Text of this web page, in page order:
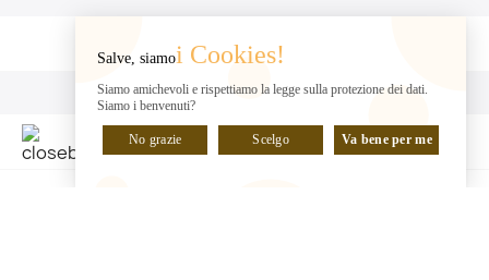
LA NOSTRA AZIENDA
IL TUO ACCOUNT
IL TUO ACCOUNT
Salve, siamoi Cookies!
Siamo amichevoli e rispettiamo la legge sulla protezione dei dati.
Siamo i benvenuti?
No grazie Scelgo Va bene per me
CHATTA CON NOI